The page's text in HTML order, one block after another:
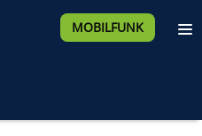
MOBILFUNK